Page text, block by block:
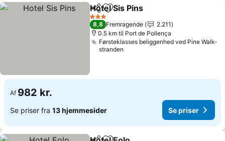
Del Føj til favoritter
Hotel Sis Pins
3 Stjerner
8,8 Fremragende
2.211
0.5 km til Port de Pollença
Førsteklasses beliggenhed ved Pine Walk-
stranden
Af 982 kr.
Se priser fra 13 hjemmesider Se priser